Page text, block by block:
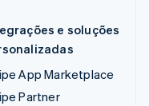
e soluções
App Marketplace
Partner